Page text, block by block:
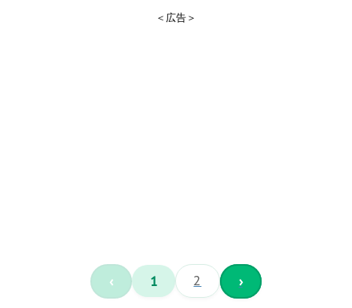
＜広告＞
‹ 1 2 ›